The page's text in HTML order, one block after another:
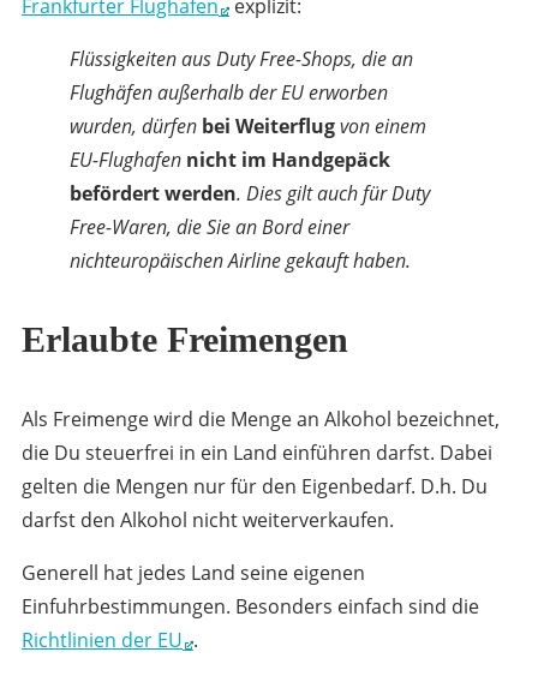
Frankfurter Flughafen
explizit:
Flüssigkeiten aus Duty Free-Shops, die an
Flughäfen außerhalb der EU erworben
wurden, dürfen bei Weiterflugvon einem
EU-Flughafen nicht im Handgepäck
befördert werden. Dies gilt auch für Duty
Free-Waren, die Sie an Bord einer
nichteuropäischen Airline gekauft haben.
Erlaubte Freimengen
Als Freimenge wird die Menge an Alkohol bezeichnet,
die Du steuerfrei in ein Land einführen darfst. Dabei
gelten die Mengen nur für den Eigenbedarf. D.h. Du
darfst den Alkohol nicht weiterverkaufen.
Generell hat jedes Land seine eigenen
Einfuhrbestimmungen. Besonders einfach sind die
Richtlinien der EU .